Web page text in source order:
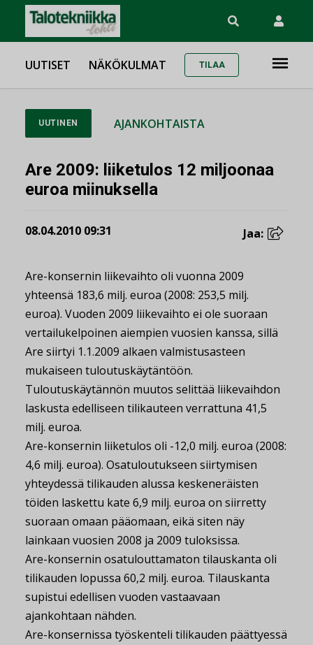
UUTISET NÄKÖKULMAT TILAA
UUTINEN AJANKOHTAISTA
Are 2009: liiketulos 12 miljoonaa
euroa miinuksella
08.04.2010 09:31 Jaa:
Are-konsernin liikevaihto oli vuonna 2009
yhteensä 183,6 milj. euroa (2008: 253,5 milj.
euroa). Vuoden 2009 liikevaihto ei ole suoraan
vertailukelpoinen aiempien vuosien kanssa, sillä
Are siirtyi 1.1.2009 alkaen valmistusasteen
mukaiseen tuloutuskäytäntöön.
Tuloutuskäytännön muutos selittää liikevaihdon
laskusta edelliseen tilikauteen verrattuna 41,5
milj. euroa.
Are-konsernin liiketulos oli -12,0 milj. euroa (2008:
4,6 milj. euroa). Osatuloutukseen siirtymisen
yhteydessä tilikauden alussa keskeneräisten
töiden laskettu kate 6,9 milj. euroa on siirretty
suoraan omaan pääomaan, eikä siten näy
lainkaan vuosien 2008 ja 2009 tuloksissa.
Are-konsernin osatulouttamaton tilauskanta oli
tilikauden lopussa 60,2 milj. euroa. Tilauskanta
supistui edellisen vuoden vastaavaan
ajankohtaan nähden.
Are-konsernissa työskenteli tilikauden päättyessä